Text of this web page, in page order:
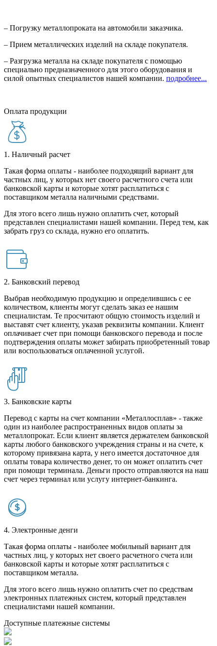
– Погрузку металлопроката на автомобили заказчика.
– Прием металлических изделий на складе покупателя.
– Разгрузка металла на складе покупателя с помощью
специально предназначенного для этого оборудования и
силой опытных специалистов нашей компании. подробнее...
Оплата продукции
1. Наличный расчет
Такая форма оплаты - наиболее подходящий вариант для
частных лиц, у которых нет своего расчетного счета или
банковской карты и которые хотят расплатиться с
поставщиком металла наличными средствами.
Для этого всего лишь нужно оплатить счет, который
представлен специалистами нашей компании. Перед тем, как
забрать груз со склада, нужно его оплатить.
2. Банковский перевод
Выбрав необходимую продукцию и определившись с ее
количеством, клиенты могут сделать заказ ее нашим
специалистам. Те просчитают общую стоимость изделий и
выставят счет клиенту, указав реквизиты компании. Клиент
оплачивает счет при помощи банковского перевода и после
подтверждения оплаты может забирать приобретенный товар
или воспользоваться оплаченной услугой.
3. Банковские карты
Перевод с карты на счет компании «Металлосплав» - также
один из наиболее распространенных видов оплаты за
металлопрокат. Если клиент является держателем банковской
карты любого банковского учреждения страны и на счете, к
которому привязана карта, у него имеется достаточное для
оплаты товара количество денег, то он может оплатить счет
при помощи терминала. Деньги просто отправляются на наш
счет через терминал или услугу интернет-банкинга.
4. Электронные денги
Такая форма оплаты - наиболее мобильный вариант для
частных лиц, у которых нет своего расчетного счета или
банковской карты и которые хотят расплатиться с
поставщиком металла.
Для этого всего лишь нужно оплатить счет по средствам
электронных платежных систем, который представлен
специалистами нашей компании.
Доступные платежные системы